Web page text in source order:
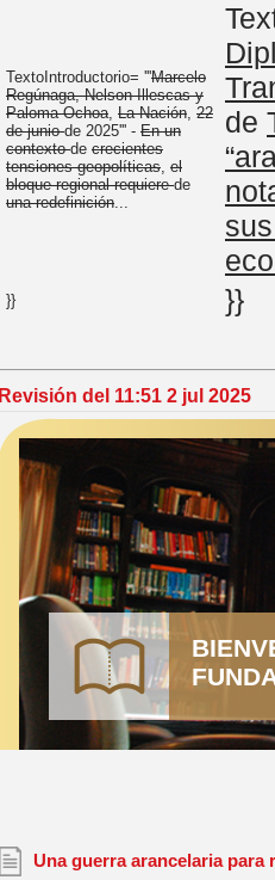
TextoIntroductorio= '''Marcelo
Regúnaga, Nelson Illescas y
Paloma Ochoa, La Nación, 22
de juniode 2025''' - En un
contextode crecientes
tensiones geopolíticas, el
bloque regional requierede
una redefinición...
de
}} }}
Revisión del 11:51 2 jul 2025
Una guerra arancelaria para